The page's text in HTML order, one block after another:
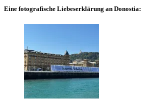
Eine fotografische Liebeserklärung an Donostia: